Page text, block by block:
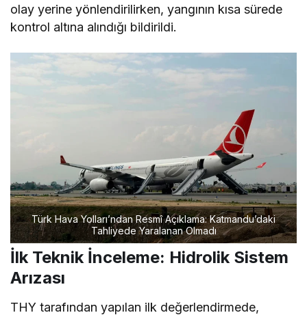
olay yerine yönlendirilirken, yangının kısa sürede
kontrol altına alındığı bildirildi.
Türk Hava Yolları’ndan Resmî Açıklama: Katmandu’daki
Tahliyede Yaralanan Olmadı
İlk Teknik İnceleme: Hidrolik Sistem
Arızası
THY tarafından yapılan ilk değerlendirmede,